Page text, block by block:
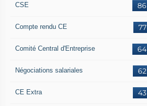
86
CSE
77
Compte rendu CE
64
Comité Central d'Entreprise
62
Négociations salariales
43
CE Extra